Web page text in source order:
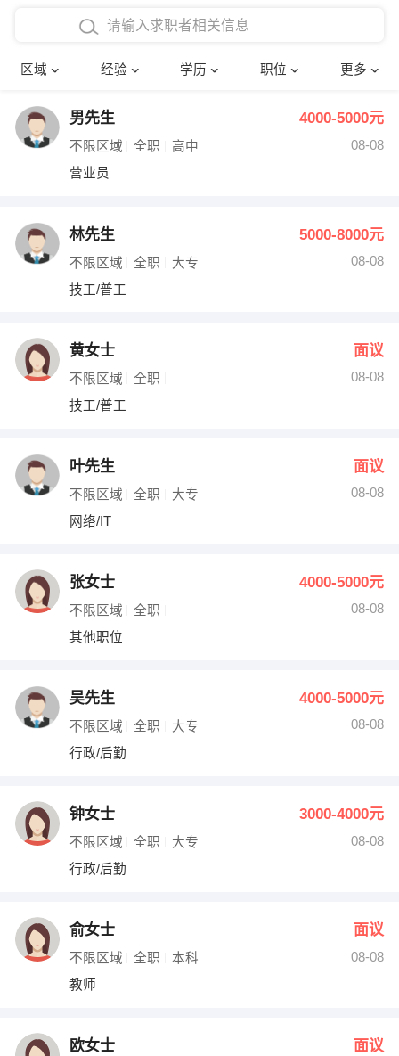
区域 经验 学历 职位 更多
在校学生工作经验
四年以上工作经验
五年以上工作经验
博士
文员 护士
财务会计
网络IT
收银员
水电/机修
编辑
其他职位
确定
男先生 4000-5000元
不限区域 全职 高中
08-08
营业员
林先生 5000-8000元
不限区域 全职 大专
08-08
技工/普工
黄女士 面议
不限区域 全职
08-08
技工/普工
叶先生 面议
不限区域 全职 大专
08-08
网络/IT
张女士 4000-5000元
不限区域 全职
08-08
其他职位
吴先生 4000-5000元
不限区域 全职 大专
08-08
行政/后勤
钟女士 3000-4000元
不限区域 全职 大专
08-08
行政/后勤
俞女士 面议
不限区域 全职 本科
08-08
教师
欧女士 面议